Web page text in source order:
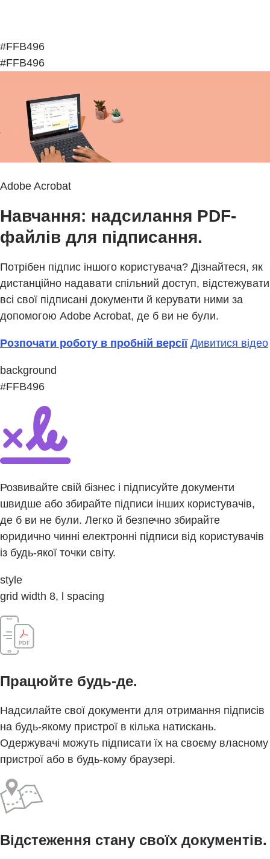
#FFB496
#FFB496
Adobe Acrobat
Навчання: надсилання PDF-
файлів для підписання.
Потрібен підпис іншого користувача? Дізнайтеся, як
дистанційно надавати спільний доступ, відстежувати
всі свої підписані документи й керувати ними за
допомогою Adobe Acrobat, де б ви не були.
Розпочати роботу в пробній версії Дивитися відео
background
#FFB496
Розвивайте свій бізнес і підписуйте документи
швидше або збирайте підписи інших користувачів,
де б ви не були. Легко й безпечно збирайте
юридично чинні електронні підписи від користувачів
із будь-якої точки світу.
style
grid width 8, l spacing
Працюйте будь-де.
Надсилайте свої документи для отримання підписів
на будь-якому пристрої в кілька натискань.
Одержувачі можуть підписати їх на своєму власному
пристрої або в будь-кому браузері.
Відстеження стану своїх документів.